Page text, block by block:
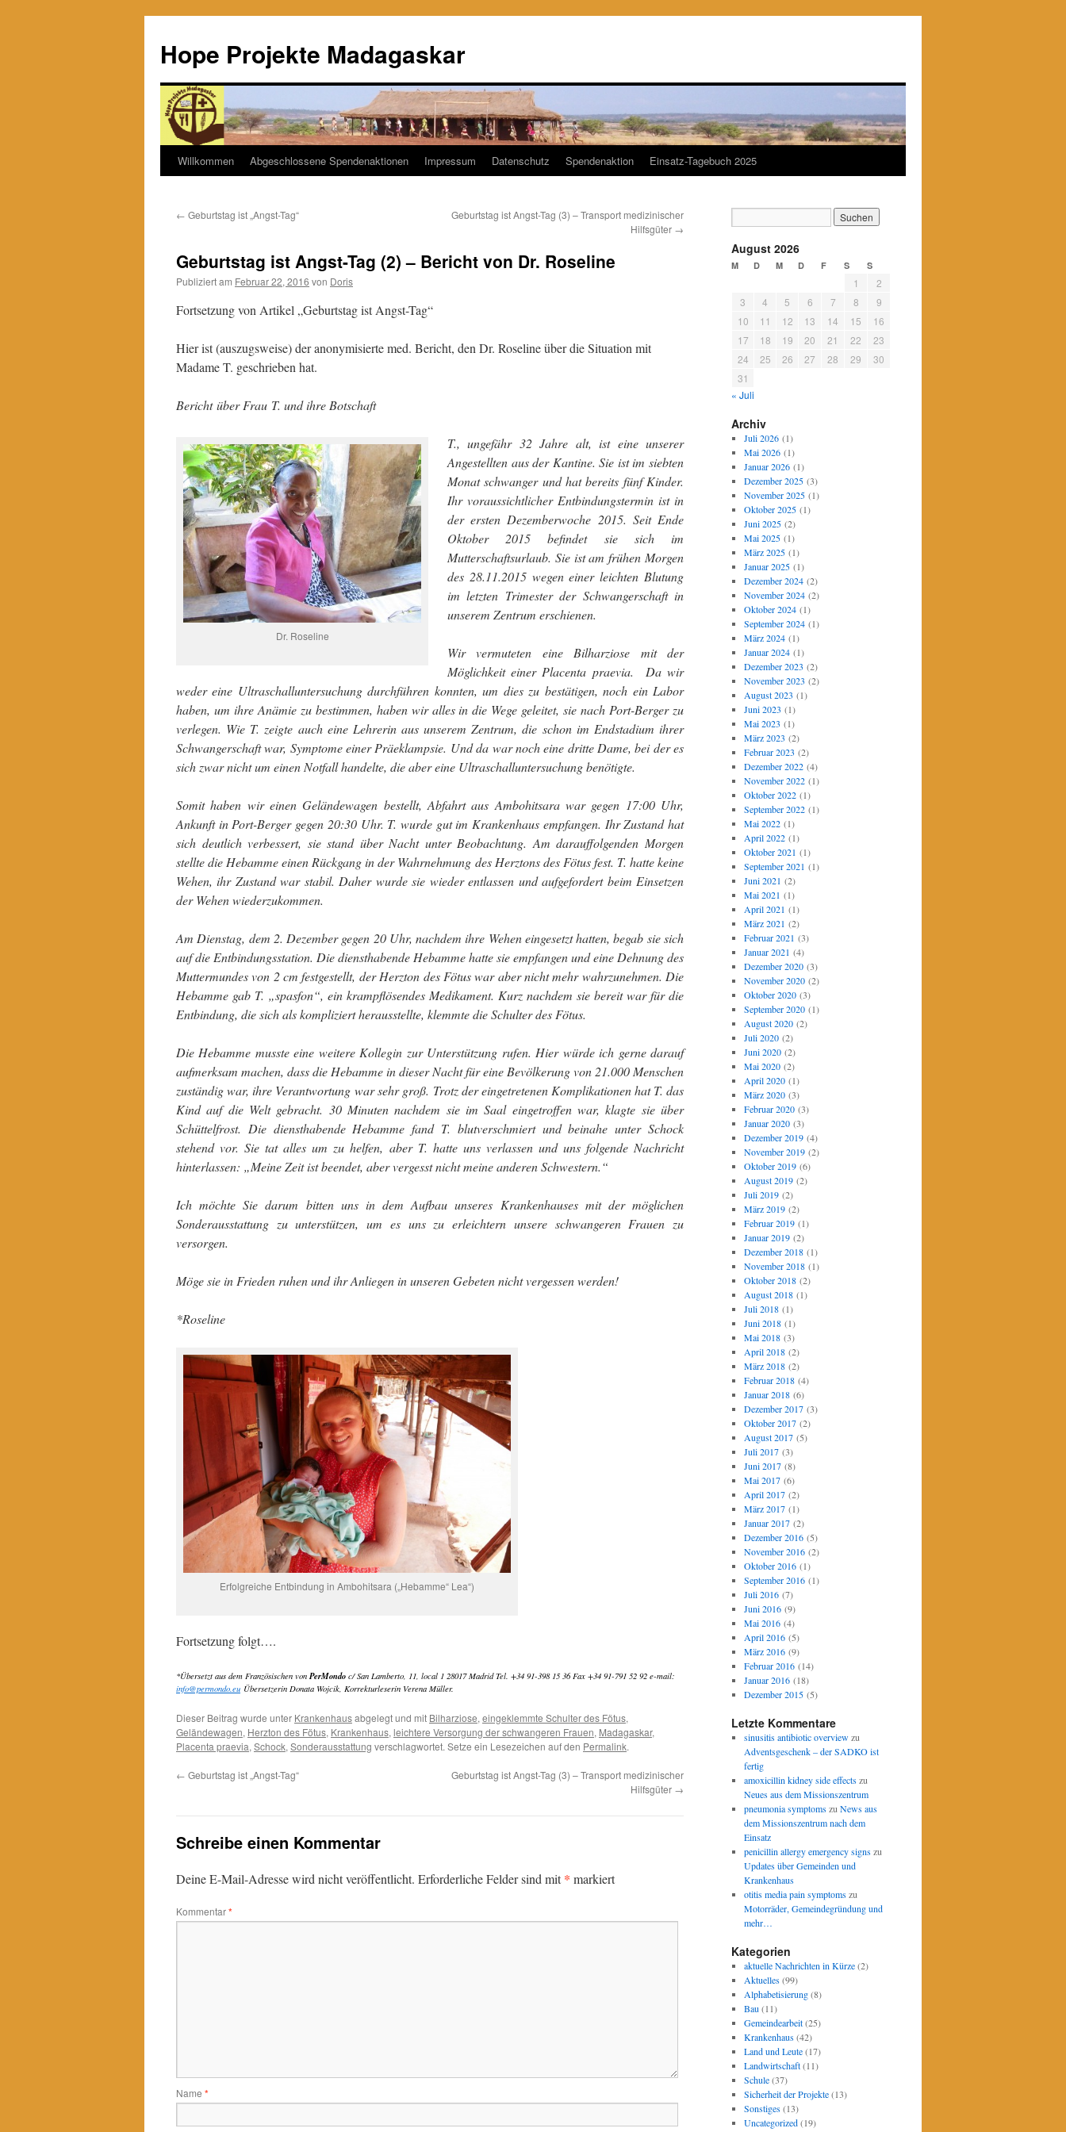
Hope Projekte Madagaskar
Zum
springen
Willkommen Abgeschlossene Spendenaktionen Impressum Datenschutz Spendenaktion Einsatz-Tagebuch 2025
← Geburtstag ist „Angst-Tag“
Geburtstag ist Angst-Tag (3) – Transport medizinischer
Hilfsgüter →
Geburtstag ist Angst-Tag (2) – Bericht von Dr. Roseline
Publiziert am Februar 22, 2016 von Doris
Fortsetzung von Artikel „Geburtstag ist Angst-Tag“
Hier ist (auszugsweise) der anonymisierte med. Bericht, den Dr. Roseline über die Situation mit
Madame T. geschrieben hat.
Bericht über Frau T. und ihre Botschaft
Dr. Roseline
T., ungefähr 32 Jahre alt, ist eine unserer
Angestellten aus der Kantine. Sie ist im siebten
Monat schwanger und hat bereits fünf Kinder.
Ihr voraussichtlicher Entbindungstermin ist in
der ersten Dezemberwoche 2015. Seit Ende
Oktober 2015 befindet sie sich im
Mutterschaftsurlaub. Sie ist am frühen Morgen
des 28.11.2015 wegen einer leichten Blutung
im letzten Trimester der Schwangerschaft in
unserem Zentrum erschienen.
Wir vermuteten eine Bilharziose mit der
Möglichkeit einer Placenta praevia. Da wir
weder eine Ultraschalluntersuchung durchführen konnten, um dies zu bestätigen, noch ein Labor
haben, um ihre Anämie zu bestimmen, haben wir alles in die Wege geleitet, sie nach Port-Berger zu
verlegen. Wie T. zeigte auch eine Lehrerin aus unserem Zentrum, die schon im Endstadium ihrer
Schwangerschaft war, Symptome einer Präeklampsie. Und da war noch eine dritte Dame, bei der es
sich zwar nicht um einen Notfall handelte, die aber eine Ultraschalluntersuchung benötigte.
Somit haben wir einen Geländewagen bestellt, Abfahrt aus Ambohitsara war gegen 17:00 Uhr,
Ankunft in Port-Berger gegen 20:30 Uhr. T. wurde gut im Krankenhaus empfangen. Ihr Zustand hat
sich deutlich verbessert, sie stand über Nacht unter Beobachtung. Am darauffolgenden Morgen
stellte die Hebamme einen Rückgang in der Wahrnehmung des Herztons des Fötus fest. T. hatte keine
Wehen, ihr Zustand war stabil. Daher wurde sie wieder entlassen und aufgefordert beim Einsetzen
der Wehen wiederzukommen.
Am Dienstag, dem 2. Dezember gegen 20 Uhr, nachdem ihre Wehen eingesetzt hatten, begab sie sich
auf die Entbindungsstation. Die diensthabende Hebamme hatte sie empfangen und eine Dehnung des
Muttermundes von 2 cm festgestellt, der Herzton des Fötus war aber nicht mehr wahrzunehmen. Die
Hebamme gab T. „spasfon“, ein krampflösendes Medikament. Kurz nachdem sie bereit war für die
Entbindung, die sich als kompliziert herausstellte, klemmte die Schulter des Fötus.
Die Hebamme musste eine weitere Kollegin zur Unterstützung rufen. Hier würde ich gerne darauf
aufmerksam machen, dass die Hebamme in dieser Nacht für eine Bevölkerung von 21.000 Menschen
zuständig war, ihre Verantwortung war sehr groß. Trotz der eingetretenen Komplikationen hat T. das
Kind auf die Welt gebracht. 30 Minuten nachdem sie im Saal eingetroffen war, klagte sie über
Schüttelfrost. Die diensthabende Hebamme fand T. blutverschmiert und beinahe unter Schock
stehend vor. Sie tat alles um zu helfen, aber T. hatte uns verlassen und uns folgende Nachricht
hinterlassen: „Meine Zeit ist beendet, aber vergesst nicht meine anderen Schwestern.“
Ich möchte Sie darum bitten uns in dem Aufbau unseres Krankenhauses mit der möglichen
Sonderausstattung zu unterstützen, um es uns zu erleichtern unsere schwangeren Frauen zu
versorgen.
Möge sie in Frieden ruhen und ihr Anliegen in unseren Gebeten nicht vergessen werden!
*Roseline
Erfolgreiche Entbindung in Ambohitsara („Hebamme“ Lea“)
Fortsetzung folgt….
*Übersetzt aus dem Französischen vonPerMondo c/ San Lamberto, 11, local 1 28017 Madrid Tel. +34 91-398 15 36 Fax +34 91-791 52 92 e-mail:
info@permondo.eu Übersetzerin Donata Wojcik, Korrekturleserin Verena Müller.
Dieser Beitrag wurde unter Krankenhausabgelegt und mit Bilharziose, eingeklemmte Schulter des Fötus,
Geländewagen, Herzton des Fötus, Krankenhaus, leichtere Versorgung der schwangeren Frauen, Madagaskar,
Placenta praevia, Schock, Sonderausstattung verschlagwortet. Setze ein Lesezeichen auf den Permalink.
← Geburtstag ist „Angst-Tag“
Geburtstag ist Angst-Tag (3) – Transport medizinischer
Hilfsgüter →
Schreibe einen Kommentar
Deine E-Mail-Adresse wird nicht veröffentlicht. Erforderliche Felder sind mit* markiert
Kommentar*
Name *
August 2026
M D M D F S S
1
2
3
4 5 6 7 8
9
10
11 12 13 14 15
16
17
18 19 20 21 22
23
24
25 26 27 28 29
30
31
« Juli
Archiv
Juli 2026(1)
Mai 2026(1)
Januar 2026(1)
Dezember 2025(3)
November 2025(1)
Oktober 2025(1)
Juni 2025(2)
Mai 2025(1)
März 2025(1)
Januar 2025(1)
Dezember 2024(2)
November 2024(2)
Oktober 2024(1)
September 2024(1)
März 2024(1)
Januar 2024(1)
Dezember 2023 (2)
November 2023 (2)
August 2023 (1)
Juni 2023 (1)
Mai 2023 (1)
März 2023 (2)
Februar 2023 (2)
Dezember 2022(4)
November 2022(1)
Oktober 2022(1)
September 2022(1)
Mai 2022(1)
April 2022(1)
Oktober 2021 (1)
September 2021 (1)
Juni 2021 (2)
Mai 2021 (1)
April 2021 (1)
März 2021 (2)
Februar 2021 (3)
Januar 2021 (4)
Dezember 2020(3)
November 2020(2)
Oktober 2020(3)
September 2020(1)
August 2020(2)
Juli 2020(2)
Juni 2020(2)
Mai 2020(2)
April 2020(1)
März 2020(3)
Februar 2020(3)
Januar 2020(3)
Dezember 2019(4)
November 2019(2)
Oktober 2019(6)
August 2019(2)
Juli 2019(2)
März 2019(2)
Februar 2019(1)
Januar 2019(2)
Dezember 2018(1)
November 2018(1)
Oktober 2018(2)
August 2018(1)
Juli 2018(1)
Juni 2018(1)
Mai 2018(3)
April 2018(2)
März 2018(2)
Februar 2018(4)
Januar 2018(6)
Dezember 2017(3)
Oktober 2017(2)
August 2017(5)
Juli 2017(3)
Juni 2017(8)
Mai 2017(6)
April 2017(2)
März 2017(1)
Januar 2017(2)
Dezember 2016(5)
November 2016(2)
Oktober 2016(1)
September 2016(1)
Juli 2016(7)
Juni 2016(9)
Mai 2016(4)
April 2016(5)
März 2016(9)
Februar 2016(14)
Januar 2016(18)
Dezember 2015(5)
Letzte Kommentare
sinusitis antibiotic overviewzu
Adventsgeschenk – der SADKO ist
fertig
amoxicillin kidney side effectszu
Neues aus dem Missionszentrum
pneumonia symptomszu News aus
dem Missionszentrum nach dem
Einsatz
penicillin allergy emergency signszu
Updates über Gemeinden und
Krankenhaus
otitis media pain symptomszu
Motorräder, Gemeindegründung und
mehr…
Kategorien
aktuelle Nachrichten in Kürze(2)
Aktuelles(99)
Alphabetisierung(8)
Bau (11)
Gemeindearbeit(25)
Krankenhaus(42)
Land und Leute(17)
Landwirtschaft(11)
Schule(37)
Sicherheit der Projekte(13)
Sonstiges(13)
Uncategorized(19)